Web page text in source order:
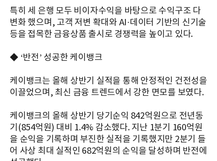
특히 세 은행 모두 비이자수익을 바탕으로 수익구조 다
변화 했으며, 고객 저변 확대와 AI·데이터 기반의 신기술
등을 접목한 금융상품 출시로 경쟁력을 높이고 있다.
◆ ‘반전’ 성공한 케이뱅크
케이뱅크는 올해 상반기 실적을 통해 안정적인 건전성을
이끌었으며, 최신 금융 트렌드에서 강한 면모를 보였다.
케이뱅크의 올해 상반기 당기순익 842억원으로 전년동
기(854억원) 대비 1.4% 감소했다. 지난 1분기 160억원
을 순익을 기록하며 부진한 실적을 기록했지만 2분기 들
어 사상 최대 실적인 682억원의 순익을 달성하며 반전에